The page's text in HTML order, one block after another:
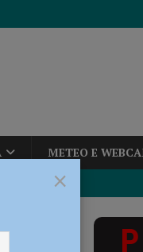
METEO E
Cantù:
×